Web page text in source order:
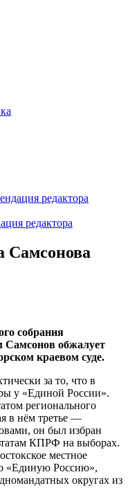
редактора
редактора
Самсонова
собрания
обжалует
краевом суде.
за то, что в
у «Единой России».
регионального
в нём третье —
он был избран
КПРФ на выборах.
местное
«Единую Россию»,
округах из